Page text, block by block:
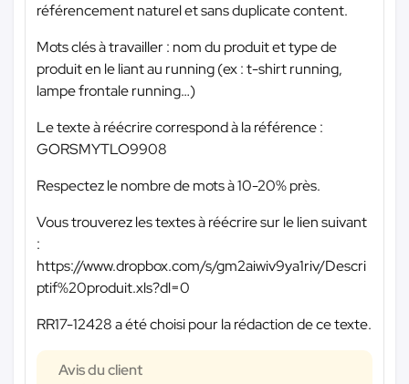
référencement naturel et sans duplicate content.
Mots clés à travailler : nom du produit et type de
produit en le liant au running (ex : t-shirt running,
lampe frontale running…)
Le texte à réécrire correspond à la référence :
GORSMYTLO9908
Respectez le nombre de mots à 10-20% près.
Vous trouverez les textes à réécrire sur le lien suivant
:
https://www.dropbox.com/s/gm2aiwiv9ya1riv/Descri
ptif%20produit.xls?dl=0
RR17-12428 a été choisi pour la rédaction de ce texte.
Avis du client